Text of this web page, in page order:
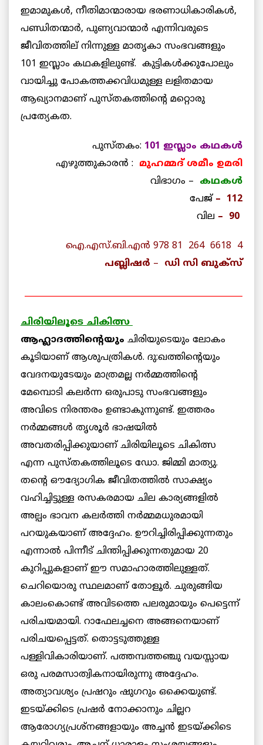
ഇമാമുകൾ, നീതിമാന്മാരായ ഭരണാധികാരികൾ,
പണ്ഡിതന്മാർ, പുണ്യവാന്മാർ എന്നിവരുടെ
ജീവിതത്തില് നിന്നുള്ള മാതൃകാ സംഭവങ്ങളും
101 ഇസ്ലാം കഥകളിലുണ്ട്. കുട്ടികൾക്കുപോലും
വായിച്ചു പോകത്തക്കവിധമുള്ള ലളിതമായ
ആഖ്യാനമാണ് പുസ്തകത്തിന്റെ മറ്റൊരു
പ്രത്യേകത.
പുസ്തകം: 101 ഇസ്ലാം കഥകൾ
എഴുത്തുകാരൻ : മുഹമ്മദ് ശമീം ഉമരി
വിഭാഗം – കഥകൾ
പേജ്– 112
വില – 90
ഐ.എസ്.ബി.എൻ 978 81 264 6618 4
പബ്ലിഷർ – ഡി സി ബുക്‌സ്
ചിരിയിലൂടെ ചികിത്സ
ആഹ്ലാദത്തിന്റെയും ചിരിയുടെയും ലോകം
കൂടിയാണ് ആശുപത്രികള്‍. ദു:ഖത്തിന്റെയും
വേദനയുടേയും മാത്രമല്ല നര്‍മ്മത്തിന്റെ
മേമ്പൊടി കലര്‍ന്ന ഒരുപാടു സംഭവങ്ങളും
അവിടെ നിരന്തരം ഉണ്ടാകുന്നുണ്ട്. ഇത്തരം
നര്‍മ്മങ്ങള്‍ തൃശൂര്‍ ഭാഷയില്‍
അവതരിപ്പിക്കുയാണ് ചിരിയിലൂടെ ചികിത്സ
എന്ന പുസ്തകത്തിലൂടെ ഡോ. ജിമ്മി മാത്യു.
തന്റെ ഔദ്യോഗിക ജീവിതത്തില്‍ സാക്ഷ്യം
വഹിച്ചിട്ടുള്ള രസകരമായ ചില കാര്യങ്ങളില്‍
അല്പം ഭാവന കലര്‍ത്തി നര്‍മ്മമധുരമായി
പറയുകയാണ് അദ്ദേഹം. ഊറിച്ചിരിപ്പിക്കുന്നതും
എന്നാല്‍ പിന്നീട് ചിന്തിപ്പിക്കുന്നതുമായ 20
കുറിപ്പുകളാണ് ഈ സമാഹാരത്തിലുള്ളത്.
ചെറിയൊരു സ്ഥലമാണ് തോളൂര്‍. ചുരുങ്ങിയ
കാലംകൊണ്ട് അവിടത്തെ പലരുമായും പെട്ടെന്ന്
പരിചയമായി. റാഫേലച്ചനെ അങ്ങനെയാണ്
പരിചയപ്പെട്ടത്. തൊട്ടടുത്തുള്ള
പള്ളിവികാരിയാണ്. പത്തമ്പത്തഞ്ചു വയസ്സായ
ഒരു പരമസാത്വികനായിരുന്നു അദ്ദേഹം.
അത്യാവശ്യം പ്രഷറും ഷുഗറും ഒക്കെയുണ്ട്.
ഇടയ്ക്കിടെ പ്രഷര്‍ നോക്കാനും ചില്ലറ
ആരോഗ്യപ്രശ്‌നങ്ങളായും അച്ചന്‍ ഇടയ്ക്കിടെ